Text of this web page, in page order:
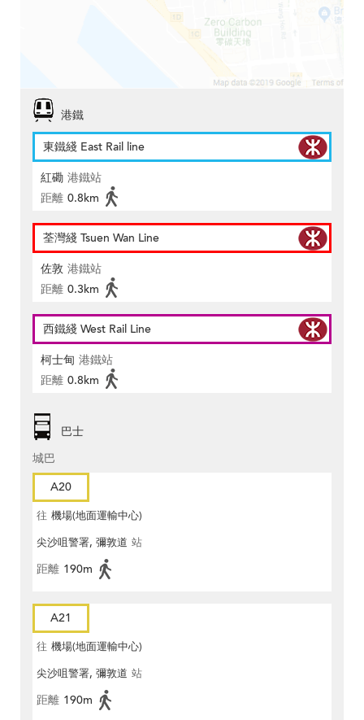
港鐵
東鐵綫 East Rail line
紅磡 港鐵站
距離 0.8km
荃灣綫 Tsuen Wan Line
佐敦 港鐵站
距離 0.3km
西鐵綫 West Rail Line
柯士甸 港鐵站
距離 0.8km
巴士
城巴
A20
往 機場(地面運輸中心)
尖沙咀警署, 彌敦道 站
距離 190m
A21
往 機場(地面運輸中心)
尖沙咀警署, 彌敦道 站
距離 190m